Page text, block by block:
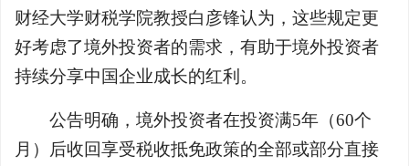
财经大学财税学院教授白彦锋认为，这些规定更
好考虑了境外投资者的需求，有助于境外投资者
持续分享中国企业成长的红利。
公告明确，境外投资者在投资满5年（60个
月）后收回享受税收抵免政策的全部或部分直接